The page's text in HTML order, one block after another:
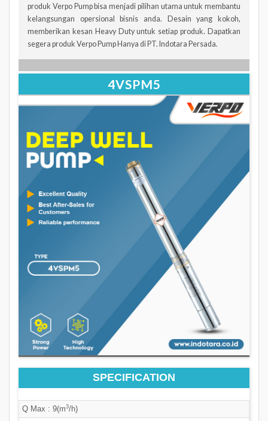
produk Verpo Pump bisa menjadi pilihan utama untuk membantu
kelangsungan opersional bisnis anda. Desain yang kokoh,
memberikan kesan Heavy Duty untuk setiap produk. Dapatkan
segera produk Verpo Pump Hanya di PT. Indotara Persada.
4VSPM5
SPECIFICATION
Q Max : 9(m3/h)